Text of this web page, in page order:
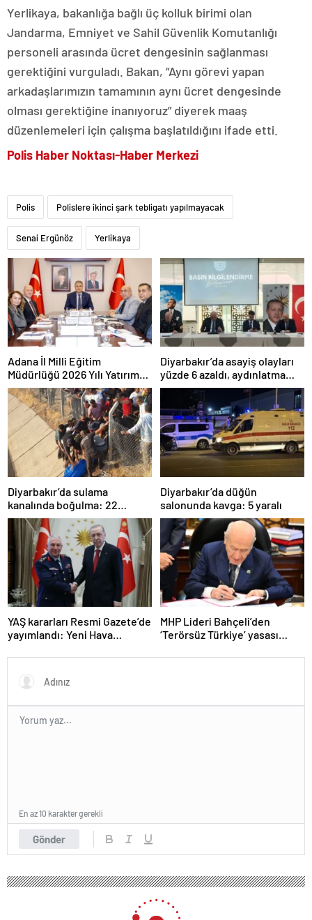
Yerlikaya, bakanlığa bağlı üç kolluk birimi olan
Jandarma, Emniyet ve Sahil Güvenlik Komutanlığı
personeli arasında ücret dengesinin sağlanması
gerektiğini vurguladı. Bakan, “Aynı görevi yapan
arkadaşlarımızın tamamının aynı ücret dengesinde
olması gerektiğine inanıyoruz” diyerek maaş
düzenlemeleri için çalışma başlatıldığını ifade etti.
Polis Haber Noktası-Haber Merkezi
Polis Polislere ikinci şark tebligatı yapılmayacak
Senai Ergünöz Yerlikaya
Adana İl Milli Eğitim
Müdürlüğü 2026 Yılı Yatırım
Programı değerlendirildi
Diyarbakır’da asayiş olayları
yüzde 6 azaldı, aydınlatma
oranı yüzde 98’e yükseldi
Diyarbakır’da sulama
kanalında boğulma: 22
yaşındaki genç hayatını
kaybetti
Diyarbakır’da düğün
salonunda kavga: 5 yaralı
YAŞ kararları Resmi Gazete’de
yayımlandı: Yeni Hava
Orgeneral Rafet Dalkıran
MHP Lideri Bahçeli’den
‘Terörsüz Türkiye’ yasası
Gönder
En az 10 karakter gerekli